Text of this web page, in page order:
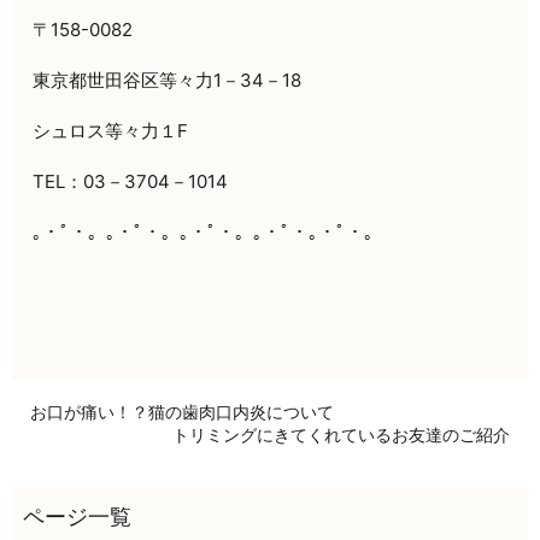
〒158-0082
東京都世田谷区等々力1－34－18
シュロス等々力１F
TEL：03－3704－1014
｡・ﾟ・。｡・ﾟ・。｡・ﾟ・。｡・ﾟ・｡・ﾟ・。
お口が痛い！？猫の歯肉口内炎について
トリミングにきてくれているお友達のご紹介